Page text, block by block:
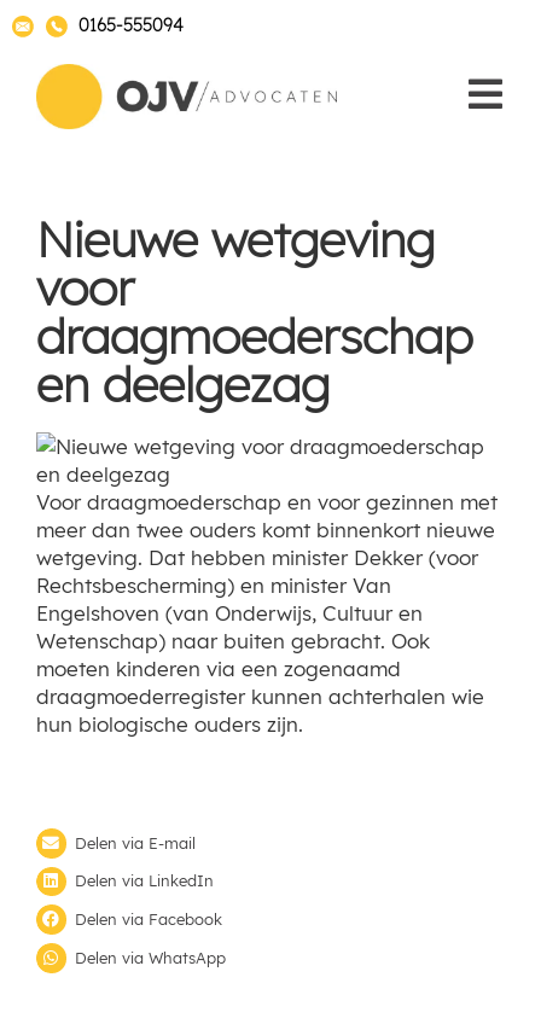
0165-555094
Nieuwe wetgeving
voor
draagmoederschap
en deelgezag
Voor draagmoederschap en voor gezinnen met
meer dan twee ouders komt binnenkort nieuwe
wetgeving. Dat hebben minister Dekker (voor
Rechtsbescherming) en minister Van
Engelshoven (van Onderwijs, Cultuur en
Wetenschap) naar buiten gebracht. Ook
moeten kinderen via een zogenaamd
draagmoederregister kunnen achterhalen wie
hun biologische ouders zijn.
Delen via E-mail
Delen via LinkedIn
Delen via Facebook
Delen via WhatsApp